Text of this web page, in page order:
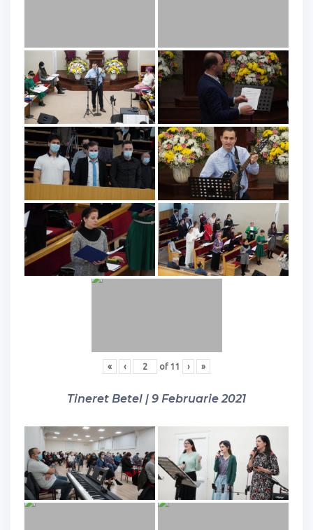
« ‹ of 11 › »
Tineret Betel | 9 Februarie 2021